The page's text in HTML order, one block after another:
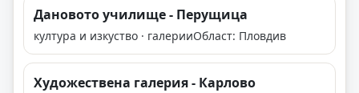
Дановото училище - Перущица
култура и изкуство · галерииОбласт: Пловдив
Художествена галерия - Карлово